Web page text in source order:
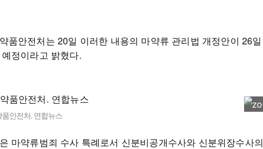
품안전처는 20일 이러한 내용의 마약류 관리법 개정안이 26일
정이라고 밝혔다.
안전처. 연합뉴스
마약류범죄 수사 특례로서 신분비공개수사와 신분위장수사의